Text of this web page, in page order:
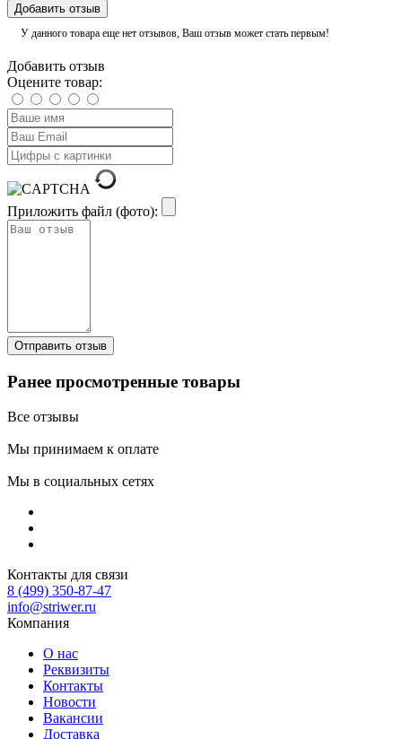
Добавить отзыв
У данного товара еще нет отзывов, Ваш отзыв может стать первым!
Добавить отзыв
Оцените товар:
Приложить файл (фото):
Ранее просмотренные товары
Все отзывы
Мы принимаем к оплате
Мы в социальных сетях
Контакты для связи
8 (499) 350-87-47
info@striwer.ru
Компания
О нас
Реквизиты
Контакты
Новости
Вакансии
Доставка